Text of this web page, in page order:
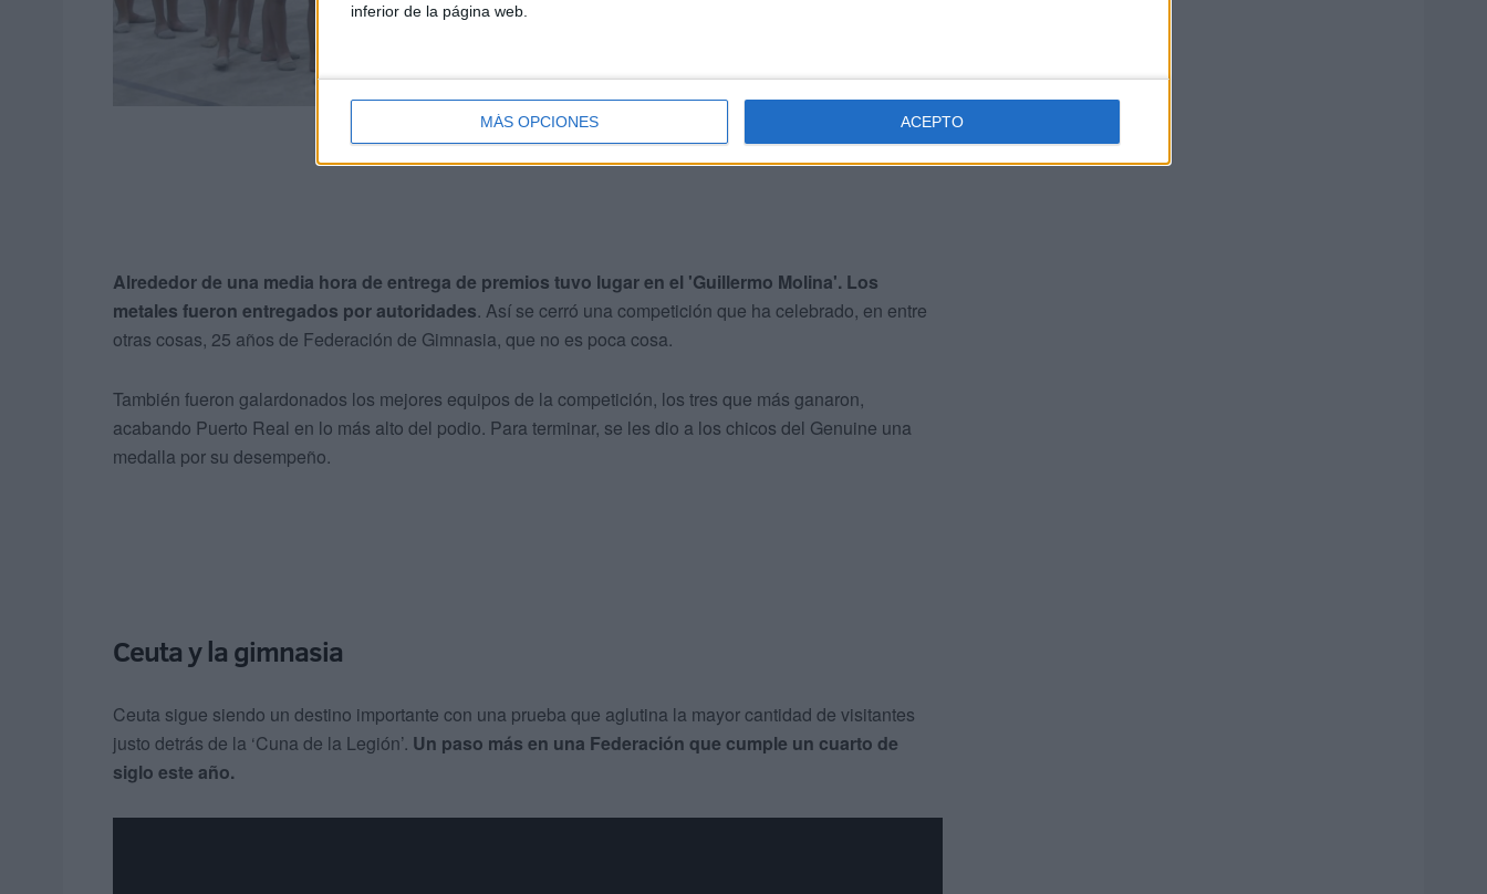
inferior de la página web.
MÁS OPCIONES ACEPTO
Alrededor de una media hora de entrega de premios tuvo lugar en el 'Guillermo Molina'. Los
metales fueron entregados por autoridades. Así se cerró una competición que ha celebrado, en entre
otras cosas, 25 años de Federación de Gimnasia, que no es poca cosa.
También fueron galardonados los mejores equipos de la competición, los tres que más ganaron,
acabando Puerto Real en lo más alto del podio. Para terminar, se les dio a los chicos del Genuine una
medalla por su desempeño.
Ceuta y la gimnasia
Ceuta sigue siendo un destino importante con una prueba que aglutina la mayor cantidad de visitantes
justo detrás de la ‘Cuna de la Legión’. Un paso más en una Federación que cumple un cuarto de
siglo este año.